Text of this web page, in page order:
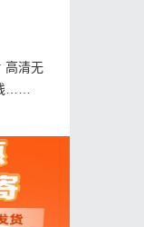
高清无
……